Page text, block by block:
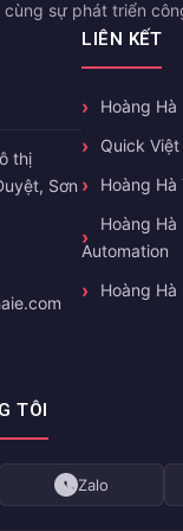
sự phát triển
thị
Sơn
LIÊN KẾT
Hoàng Hà
Quick Việt
Hoàng Hà
Hoàng Hà
Automation
Hoàng Hà
TÔI
Zalo